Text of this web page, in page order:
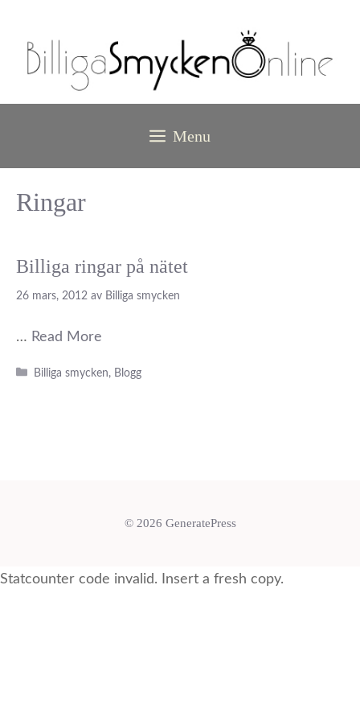
innehåll
Menu
Ringar
Billiga ringar på nätet
26 mars, 2012 av Billiga smycken
… Read More
Kategorier
Billiga smycken, Blogg
© 2026 GeneratePress
Statcounter code invalid. Insert a fresh copy.